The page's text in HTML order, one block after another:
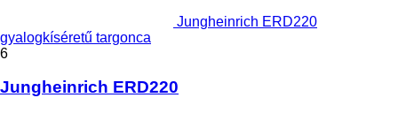
Jungheinrich ERD220
gyalogkíséretű targonca
6
Jungheinrich ERD220